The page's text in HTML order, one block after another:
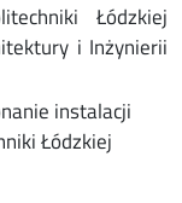
Łódzkiej
i Inżynierii
instalacji
Łódzkiej